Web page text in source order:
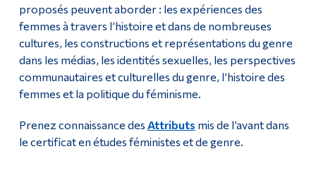
proposés peuvent aborder : les expériences des
femmes à travers l’histoire et dans de nombreuses
cultures, les constructions et représentations du genre
dans les médias, les identités sexuelles, les perspectives
communautaires et culturelles du genre, l’histoire des
femmes et la politique du féminisme.
Prenez connaissance des Attributs mis de l’avant dans
le certificat en études féministes et de genre.